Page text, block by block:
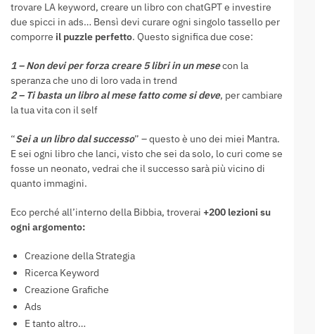
trovare LA keyword, creare un libro con chatGPT e investire
due spicci in ads… Bensì devi curare ogni singolo tassello per
comporre il puzzle perfetto. Questo significa due cose:
1 – Non devi per forza creare 5 libri in un mesecon la
speranza che uno di loro vada in trend
2 – Ti basta un libro al mese fatto come si deve, per cambiare
la tua vita con il self
“Sei a un libro dal successo” – questo è uno dei miei Mantra.
E sei ogni libro che lanci, visto che sei da solo, lo curi come se
fosse un neonato, vedrai che il successo sarà più vicino di
quanto immagini.
Eco perché all’interno della Bibbia, troverai +200 lezioni su
ogni argomento:
Creazione della Strategia
Ricerca Keyword
Creazione Grafiche
Ads
E tanto altro…